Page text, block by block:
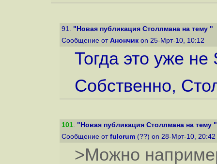
91. "Новая публикация Столлмана на тему "
Сообщение от Анончик on 25-Мрт-10, 10:12
Тогда это уже не
Собственно,
101. "Новая публикация Столлмана на тему "
Сообщение от fulcrum (??) on 28-Мрт-10, 20:42
>Можно